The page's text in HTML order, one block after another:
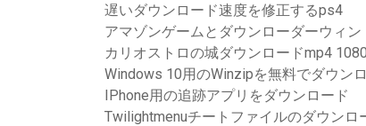
遅いダウンロード速度を修正するps4
アマゾンゲームとダウンローダーウィン
カリオストロの城ダウンロードmp4
Windows 10用のWinzipを無料でダウン
IPhone用の追跡アプリをダウンロード
Twilightmenuチートファイルのダウンロ